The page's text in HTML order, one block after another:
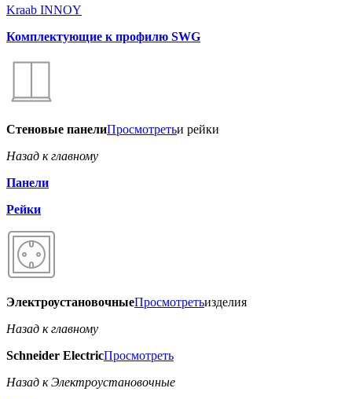
Kraab INNOY
Комплектующие к профилю SWG
Стеновые панелиПросмотретьи рейки
Назад к главному
Панели
Рейки
ЭлектроустановочныеПросмотретьизделия
Назад к главному
Schneider ElectricПросмотреть
Назад к Электроустановочные